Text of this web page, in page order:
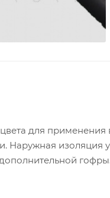
для
Наружная изоляция